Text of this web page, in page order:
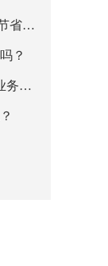
外贸必备的3款Facebook营销工具，节省营销成本！
？
2026年5款facebook营销软件，助力业务平稳运行！